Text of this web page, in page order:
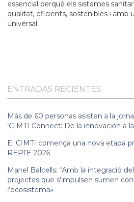
essencial perquè els sistemes
qualitat, eficients, sostenibles i amb
universal.
ENTRADAS RECIENTES
Más de 60 personas asisten a la
‘CIMTI Connect: De la innovación a
El CIMTI comença una nova etapa
REPTE 2026
Manel Balcells: “Amb la integració
projectes que s’impulsen sumen
l’ecosistema»